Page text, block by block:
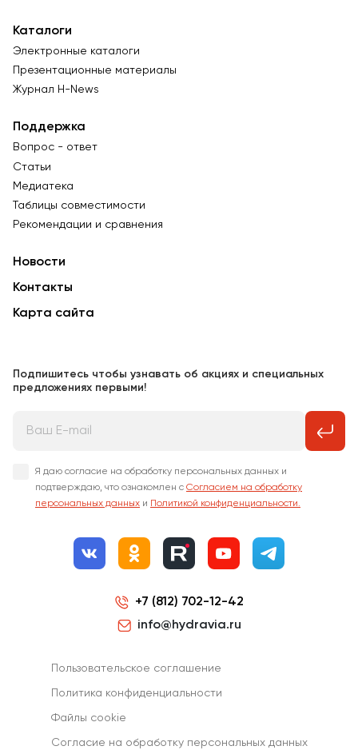
Каталоги
Электронные каталоги
Презентационные материалы
Журнал Н-News
Поддержка
Вопрос - ответ
Статьи
Медиатека
Таблицы совместимости
Рекомендации и сравнения
Новости
Контакты
Карта сайта
Подпишитесь чтобы узнавать об акциях и специальных
предложениях первыми!
Я даю согласие на обработку персональных данных и
подтверждаю, что ознакомлен с Согласием на обработку
персональных данных и Политикой конфиденциальности.
+7 (812) 702-12-42
info@hydravia.ru
Пользовательское соглашение
Политика конфиденциальности
Файлы cookie
Согласиe на обработку персональных данных